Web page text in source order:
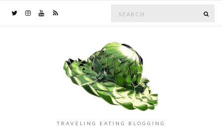
for:
TRAVELING EATING BLOGGING